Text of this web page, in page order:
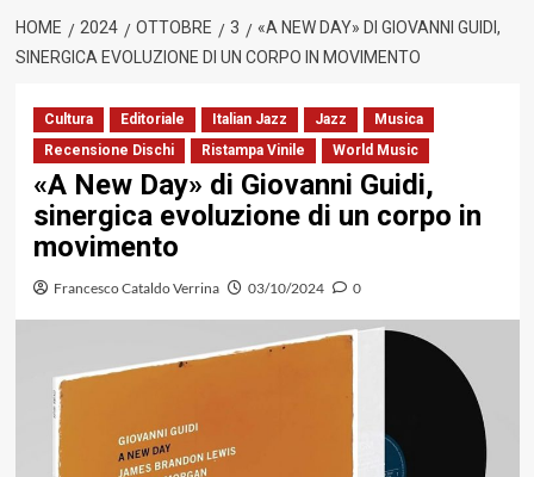
HOME 2024 OTTOBRE 3
«A NEW DAY» DI GIOVANNI GUIDI,
SINERGICA EVOLUZIONE DI UN CORPO IN MOVIMENTO
Cultura Editoriale Italian Jazz Jazz
Musica
Recensione Dischi
Ristampa Vinile World Music
«A New Day» di Giovanni Guidi,
sinergica evoluzione di un corpo in
movimento
Francesco Cataldo Verrina 03/10/2024 0